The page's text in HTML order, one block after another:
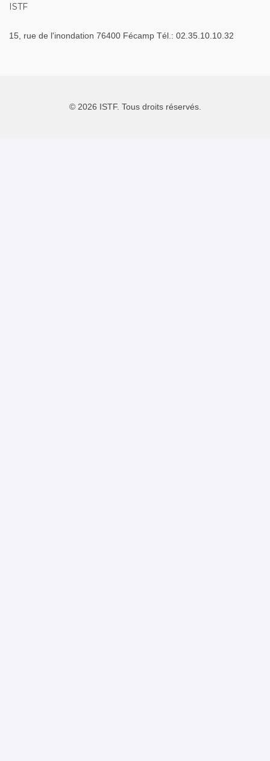
ISTF
15, rue de l'inondation 76400 Fécamp Tél.: 02.35.10.10.32
© 2026 ISTF. Tous droits réservés.